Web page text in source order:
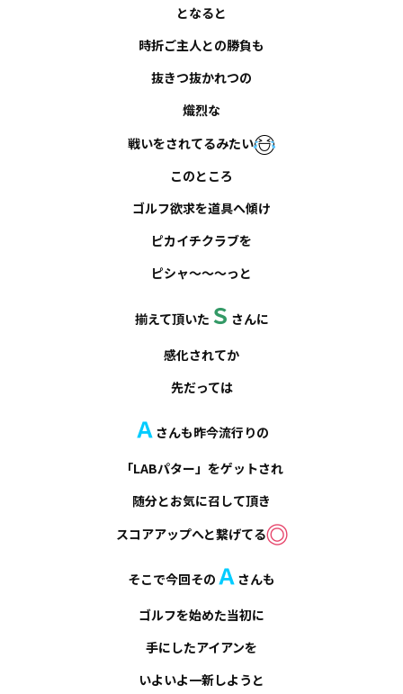
となると
時折ご主人との勝負も
抜きつ抜かれつの
熾烈な
戦いをされてるみたい
このところ
ゴルフ欲求を道具へ傾け
ピカイチクラブを
ピシャ～～～っと
揃えて頂いた Ｓ さんに
感化されてか
先だっては
Ａ さんも昨今流行りの
「LABパター」をゲットされ
随分とお気に召して頂き
スコアアップへと繋げてる
そこで今回その Ａ さんも
ゴルフを始めた当初に
手にしたアイアンを
いよいよ一新しようと